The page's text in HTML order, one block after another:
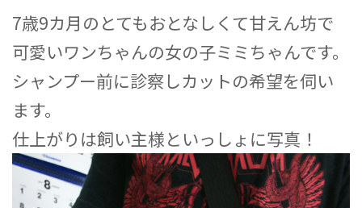
7歳9カ月のとてもおとなしくて甘えん坊で
可愛いワンちゃんの女の子ミミちゃんです。
シャンプー前に診察しカットの希望を伺い
ます。
仕上がりは飼い主様といっしょに写真！